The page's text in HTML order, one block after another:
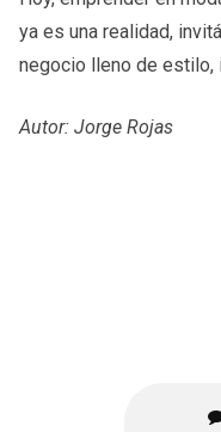
ya es una realidad,
negocio lleno de estilo,
Autor: Jorge Rojas